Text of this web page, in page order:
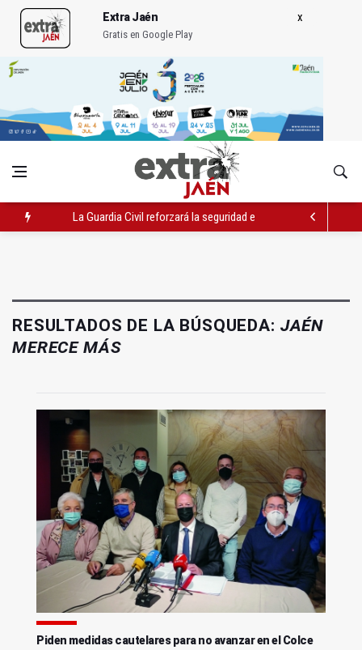
Extra Jaén
Gratis en Google Play
La Guardia Civil reforzará la seguridad el 12 de agosto por el
RESULTADOS DE LA BÚSQUEDA: JAÉN
MERECE MÁS
Piden medidas cautelares para no avanzar en el Colce